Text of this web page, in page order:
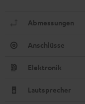
Abmessungen
Anschlüsse
Elektronik
Lautsprecher